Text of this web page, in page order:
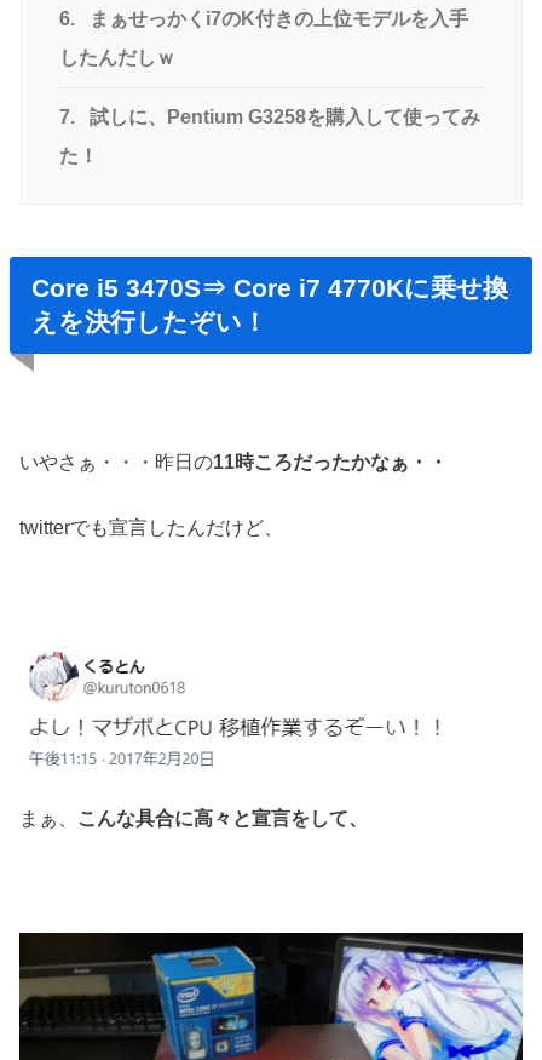
6.
まぁせっかくi7のK付きの上位モデルを入手
したんだしｗ
7.
試しに、Pentium G3258を購入して使ってみ
た！
Core i5 3470S⇒ Core i7 4770Kに乗せ換
えを決行したぞい！
いやさぁ・・・昨日の11時ころだったかなぁ・・
twitterでも宣言したんだけど、
まぁ、 こんな具合に高々と宣言をして、